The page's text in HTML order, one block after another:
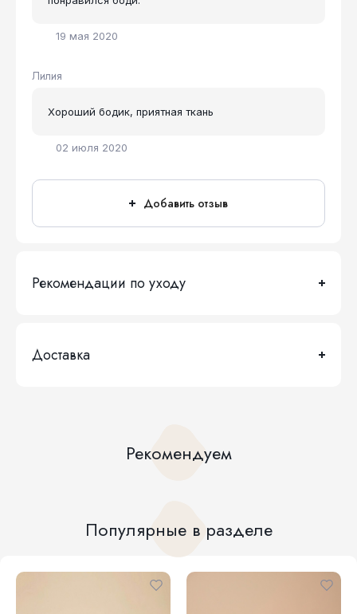
19 мая 2020
Лилия
02 июля 2020
Хороший бодик, приятная ткань
Добавить отзыв
Рекомендации по уходу
Доставка
Рекомендуем
Популярные в разделе